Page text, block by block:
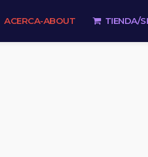
ACERCA-ABOUT TIENDA/